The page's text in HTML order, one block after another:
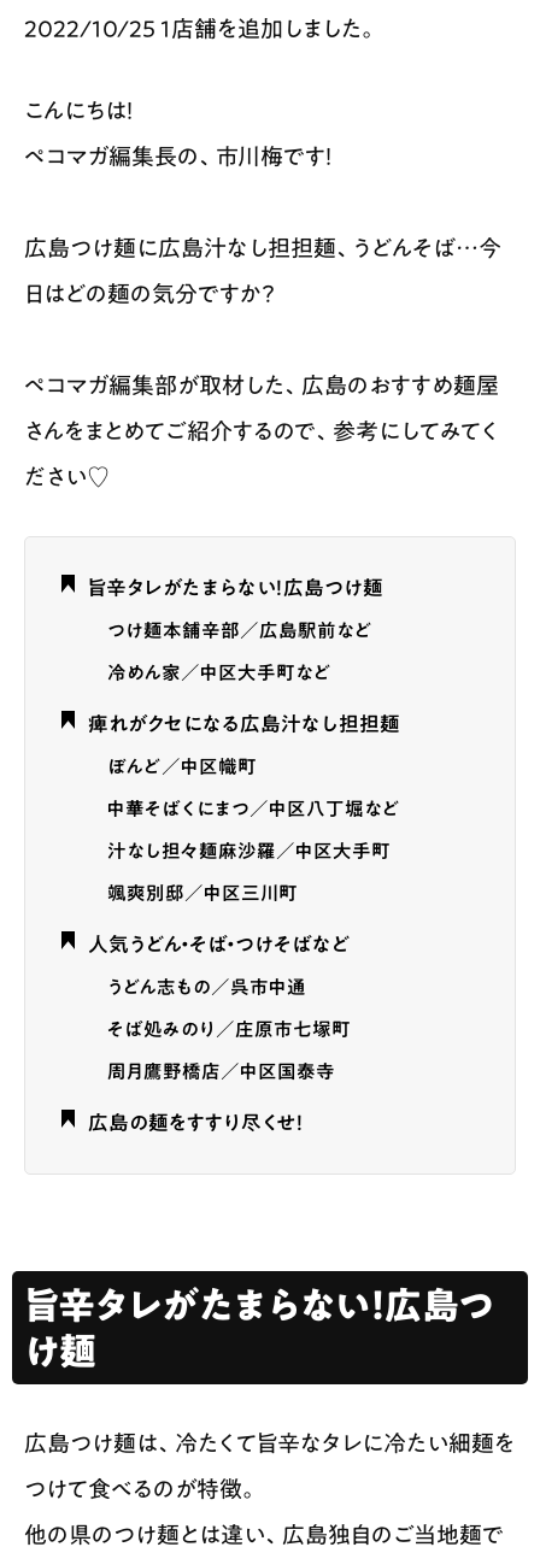
2022/10/25 1店舗を追加しました。
こんにちは！
ペコマガ編集長の、市川梅です！
広島つけ麺に広島汁なし担担麺、うどんそば…今
日はどの麺の気分ですか？
ペコマガ編集部が取材した、広島のおすすめ麺屋
さんをまとめてご紹介するので、参考にしてみてく
ださい♡
旨辛タレがたまらない！広島つけ麺
つけ麺本舗辛部／広島駅前など
冷めん家／中区大手町など
痺れがクセになる広島汁なし担担麺
ぼんど／中区幟町
中華そばくにまつ／中区八丁堀など
汁なし担々麺麻沙羅／中区大手町
颯爽別邸／中区三川町
人気うどん・そば・つけそばなど
うどん志もの／呉市中通
そば処みのり／庄原市七塚町
周月鷹野橋店／中区国泰寺
広島の麺をすすり尽くせ！
旨辛タレがたまらない！広島つ
け麺
広島つけ麺は、冷たくて旨辛なタレに冷たい細麺を
つけて食べるのが特徴。
他の県のつけ麺とは違い、広島独自のご当地麺で